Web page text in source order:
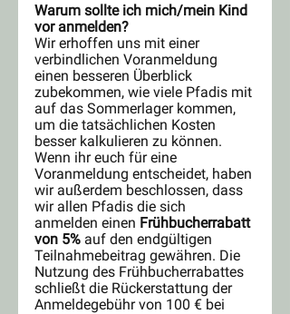
Warum sollte ich mich/mein Kind
vor anmelden?
Wir erhoffen uns mit einer
verbindlichen Voranmeldung
einen besseren Überblick
zubekommen, wie viele Pfadis mit
auf das Sommerlager kommen,
um die tatsächlichen Kosten
besser kalkulieren zu können.
Wenn ihr euch für eine
Voranmeldung entscheidet, haben
wir außerdem beschlossen, dass
wir allen Pfadis die sich
anmelden einen Frühbucherrabatt
von 5% auf den endgültigen
Teilnahmebeitrag gewähren. Die
Nutzung des Frühbucherrabattes
schließt die Rückerstattung der
Anmeldegebühr von 100 € bei